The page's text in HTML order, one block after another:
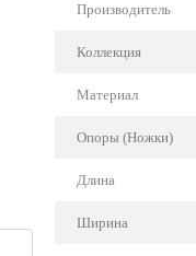
Производитель
Коллекция
Материал
Опоры (Ножки)
Длина
Ширина